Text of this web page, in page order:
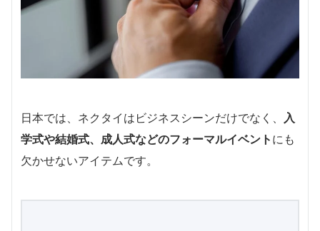
日本では、ネクタイはビジネスシーンだけでなく、
入
学式や結婚式、成人式などのフォーマルイベント にも
欠かせないアイテムです。